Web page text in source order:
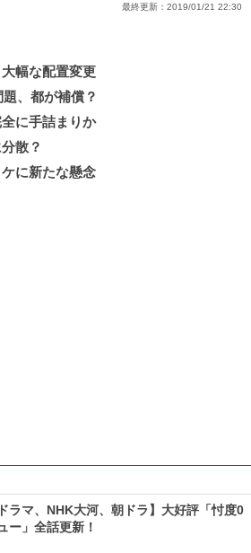
最終更新： 2019/01/21 22:30
幅な配置変更
、都が補償？
に手詰まりか
散？
に新たな懸念
ドラマ、NHK大河、朝ドラ】大好評「忖度0
ー」全話更新！